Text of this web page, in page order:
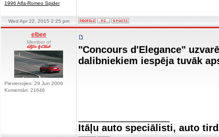
1996 Alfa-Romeo Spider
Wed Apr 22, 2015 2:25 pm
elbee
Member of
Pievienojies: 29 Jun 2006
Komentāri: 21646
"Concours d'Elegance"
dalibniekiem iespēja tuvāk
Itāļu auto speciālisti, auto